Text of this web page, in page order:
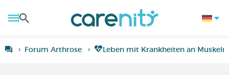
Forum Arthrose Leben mit Krankheiten an